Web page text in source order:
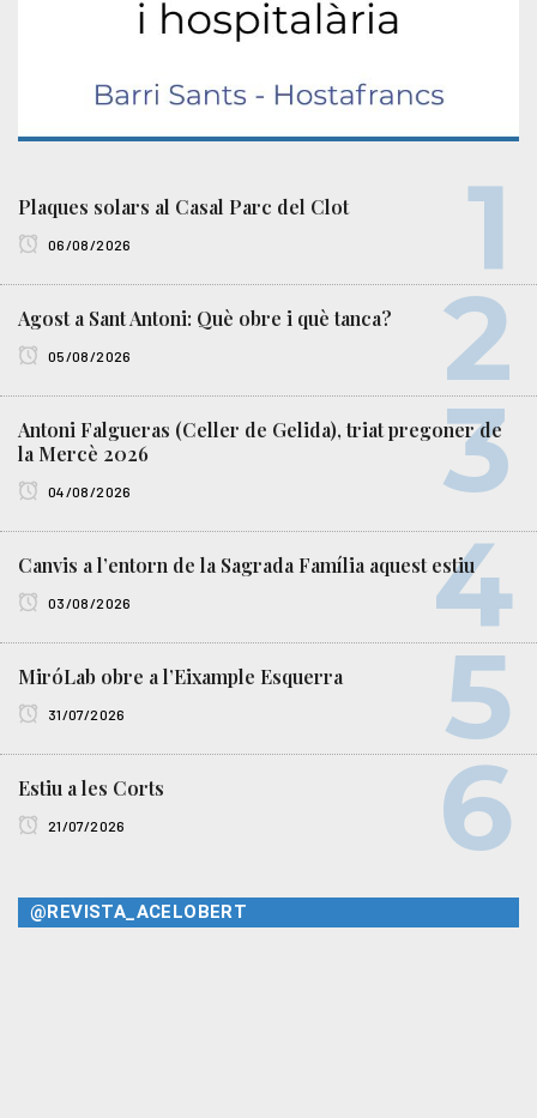
Plaques solars al Casal Parc del Clot
06/08/2026
Agost a Sant Antoni: Què obre i què tanca?
05/08/2026
Antoni Falgueras (Celler de Gelida), triat pregoner de
la Mercè 2026
04/08/2026
Canvis a l’entorn de la Sagrada Família aquest estiu
03/08/2026
MiróLab obre a l’Eixample Esquerra
31/07/2026
Estiu a les Corts
21/07/2026
@REVISTA_ACELOBERT